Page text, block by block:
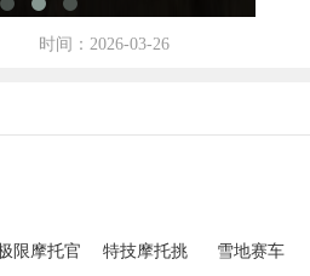
赛中，保持稳定的速度是非常重要
。
的画面和紧张刺激的游戏体验，成
时间：2026-03-26
限摩托官
特技摩托挑
雪地赛车